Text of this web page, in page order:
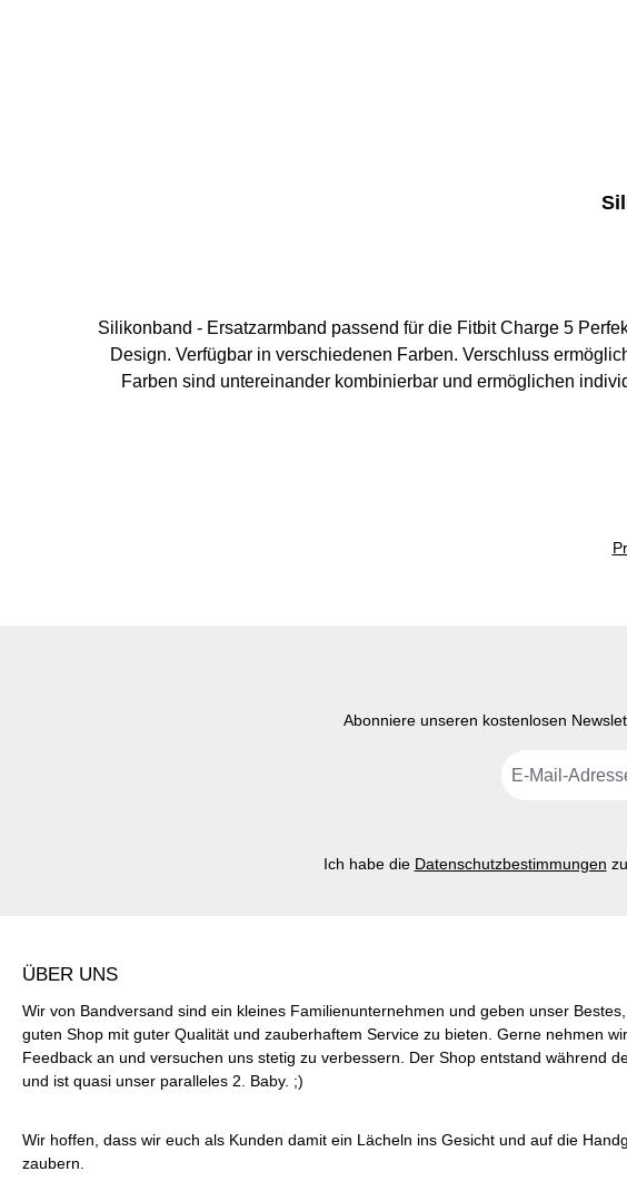
Silikonband - Ersatzarmband passend für die Fitbit Charge 5 Perfekter Ersatz für das
Design. Verfügbar in verschiedenen Farben. Verschluss
Farben sind untereinander kombinierbar und ermöglichen
Abonniere unseren kostenlosen
Mail-
Ich habe die Datenschutzbestimmungen
ÜBER UNS
Wir von Bandversand sind ein kleines Familienunternehmen und geben unser
guten Shop mit guter Qualität und zauberhaftem Service zu bieten. Gerne nehmen
Feedback an und versuchen uns stetig zu verbessern. Der Shop entstand während
und ist quasi unser paralleles 2. Baby. ;)
Wir hoffen, dass wir euch als Kunden damit ein Lächeln ins Gesicht und auf die
zaubern.